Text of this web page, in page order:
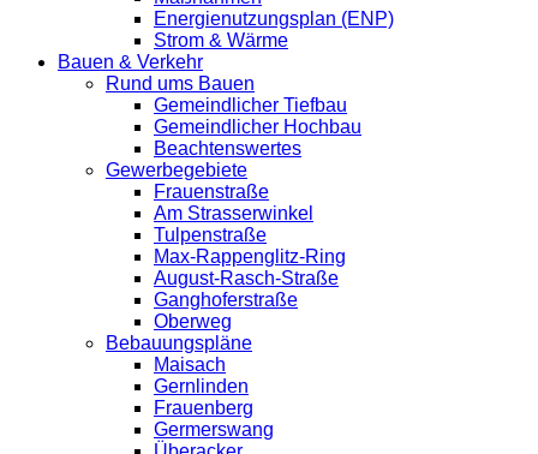
Energienutzungsplan (ENP)
Strom & Wärme
Bauen & Verkehr
Rund ums Bauen
Gemeindlicher Tiefbau
Gemeindlicher Hochbau
Beachtenswertes
Gewerbegebiete
Frauenstraße
Am Strasserwinkel
Tulpenstraße
Max-Rappenglitz-Ring
August-Rasch-Straße
Ganghoferstraße
Oberweg
Bebauungspläne
Maisach
Gernlinden
Frauenberg
Germerswang